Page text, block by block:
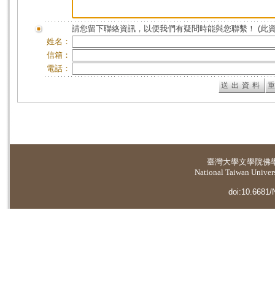
請您留下聯絡資訊，以便我們有疑問時能與您聯繫！ (此
姓名：
信箱：
電話：
臺灣大學文學院佛
National Taiwan
doi:10.6681/